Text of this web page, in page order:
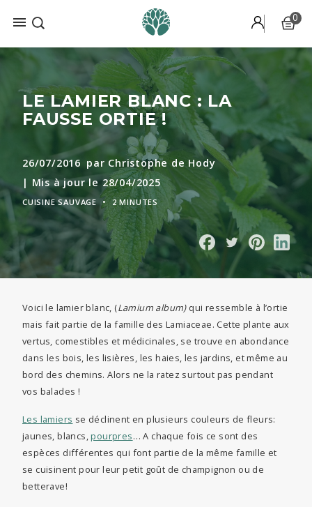
 0
LE LAMIER BLANC : LA
FAUSSE ORTIE !
26/07/2016 par Christophe de Hody
| Mis à jour le 28/04/2025
CUISINE SAUVAGE • 2 MINUTES
Voici le lamier blanc, (Lamium album)qui ressemble à l’ortie
mais fait partie de la famille des Lamiaceae. Cette plante aux
vertus, comestibles et médicinales, se trouve en abondance
dans les bois, les lisières, les haies, les jardins, et même au
bord des chemins. Alors ne la ratez surtout pas pendant
vos balades !
Les lamiers se déclinent en plusieurs couleurs de fleurs:
jaunes, blancs,pourpres… A chaque fois ce sont des
espèces différentes qui font partie de la même famille et
se cuisinent pour leur petit goût de champignon ou de
betterave!